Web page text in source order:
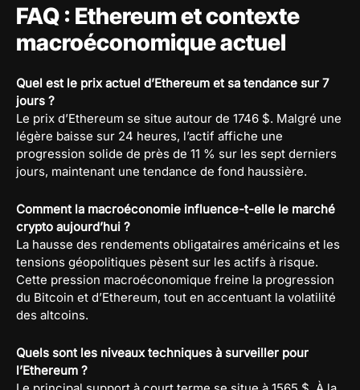
FAQ : Ethereum et contexte
macroéconomique actuel
Quel est le prix actuel d’Ethereum et sa tendance sur 7
jours ?
Le prix d’Ethereum se situe autour de 1746 $. Malgré une
légère baisse sur 24 heures, l’actif affiche une
progression solide de près de 11 % sur les sept derniers
jours, maintenant une tendance de fond haussière.
Comment la macroéconomie influence-t-elle le marché
crypto aujourd’hui ?
La hausse des rendements obligataires américains et les
tensions géopolitiques pèsent sur les actifs à risque.
Cette pression macroéconomique freine la progression
du Bitcoin et d’Ethereum, tout en accentuant la volatilité
des altcoins.
Quels sont les niveaux techniques à surveiller pour
l’Ethereum ?